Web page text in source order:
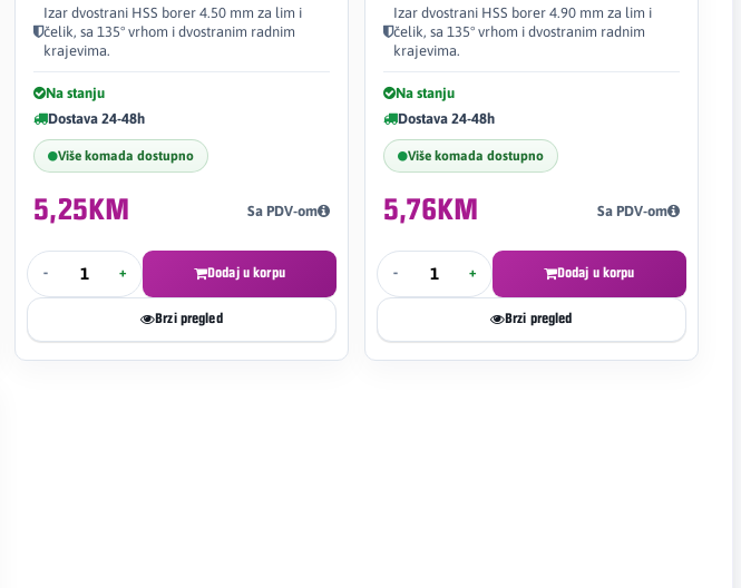
Izar dvostrani HSS borer 4.50 mm za lim i
čelik, sa 135° vrhom i dvostranim radnim
krajevima.
Na stanju
Dostava 24-48h
Više komada dostupno
5,25KM Sa PDV-om
- + Dodaj u korpu
Brzi pregled
Izar dvostrani HSS borer 4.90 mm za lim i
čelik, sa 135° vrhom i dvostranim radnim
krajevima.
Na stanju
Dostava 24-48h
Više komada dostupno
5,76KM Sa PDV-om
- + Dodaj u korpu
Brzi pregled